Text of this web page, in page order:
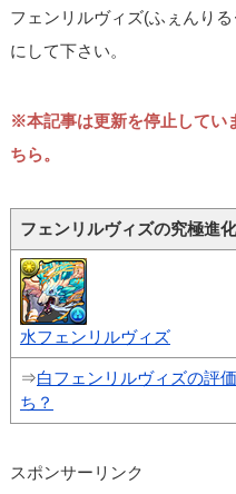
フェンリルヴィズ(ふぇんり
にして下さい。
※本記事は更新を停止してい
ちら。
フェンリルヴィズの究極進
水フェンリルヴィズ
⇒白フェンリルヴィズの評
ち？
スポンサーリンク